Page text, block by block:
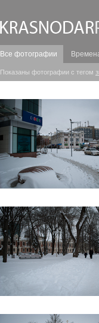
Все фотографии
Показаны фотографии с тегом